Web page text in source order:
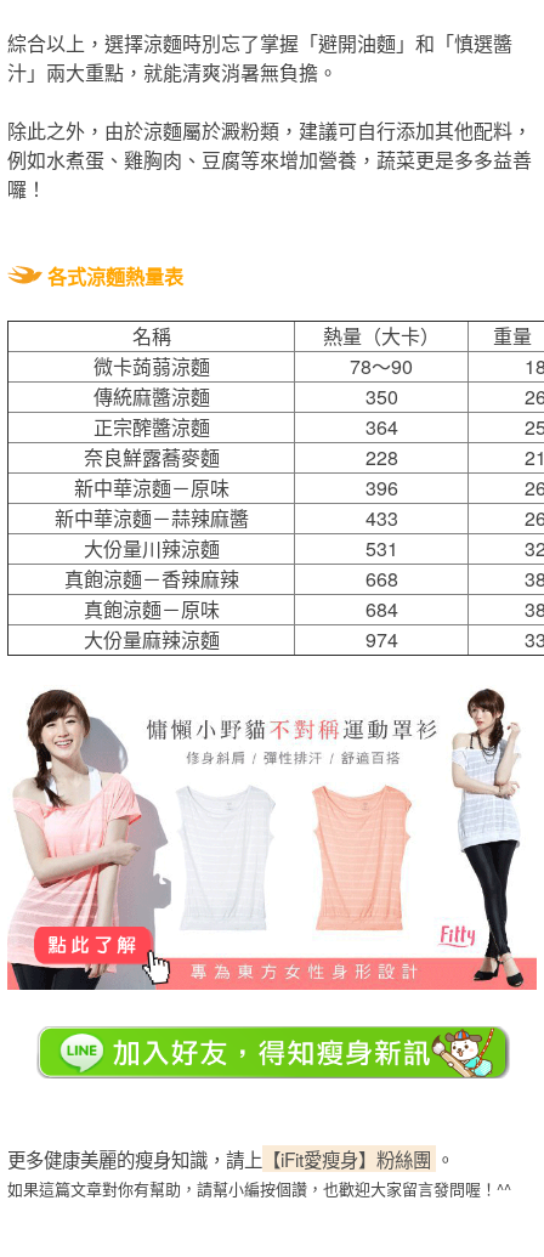
綜合以上，選擇涼麵時別忘了掌握「避開油麵」和「慎選醬
汁」兩大重點，就能清爽消暑無負擔。
除此之外，由於涼麵屬於澱粉類，建議可自行添加其他配料，
例如水煮蛋、雞胸肉、豆腐等來增加營養，蔬菜更是多多益善
囉！
各式涼麵熱量表
名稱 熱量（大卡）
重量
微卡蒟蒻涼麵
78～90
傳統麻醬涼麵
350
正宗醡醬涼麵
364
奈良鮮露蕎麥麵
228
新中華涼麵－原味
396
新中華涼麵－蒜辣麻醬
433
大份量川辣涼麵
531
真飽涼麵－香辣麻辣
668
真飽涼麵－原味
684
大份量麻辣涼麵
974
更多健康美麗的瘦身知識，請上 【iFit愛瘦身】粉絲團 。
如果這篇文章對你有幫助，請幫小編按個讚，也歡迎大家留言發問喔！^^